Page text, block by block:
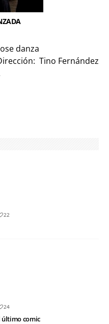
danza
Tino Fernández
22
24
último comic